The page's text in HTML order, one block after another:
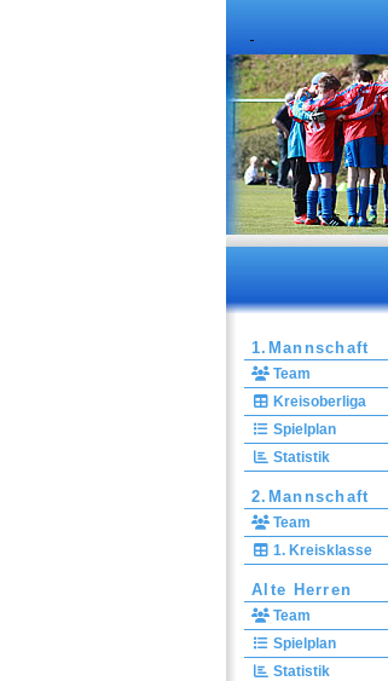
1.Mannschaft
Team
Kreisoberliga
Spielplan
Statistik
2.Mannschaft
Team
1. Kreisklasse
Alte Herren
Team
Spielplan
Statistik